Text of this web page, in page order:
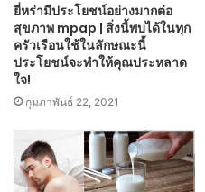
ยี่หร่ามีประโยชน์อย่างมากต่อ
สุขภาพ mpap | สิ่งนี้พบได้ในทุก
ครัวเรือนใช้ในลักษณะนี้
ประโยชน์จะทำให้คุณประหลาด
ใจ!
กุมภาพันธ์ 22, 2021